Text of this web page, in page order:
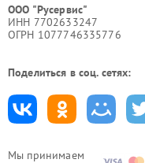
Мы принимаем
ООО "Русервис"
ИНН 7702633247
ОГРН 1077746335776
Поделиться в соц. сетях: